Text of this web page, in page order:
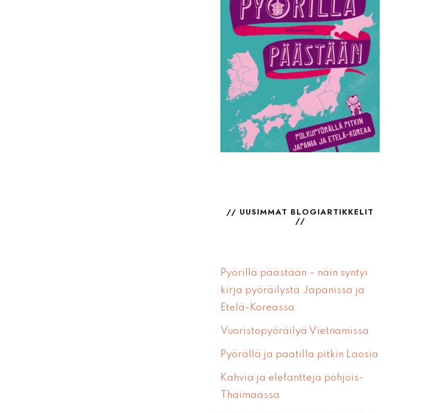
UUSIMMAT BLOGIARTIKKELIT
Pyörillä päästään – näin syntyi
kirja pyöräilystä Japanissa ja
Etelä-Koreassa
Vuoristopyöräilyä Vietnamissa
Pyörällä ja paatilla pitkin Laosia
Kahvia ja elefantteja pohjois-
Thaimaassa